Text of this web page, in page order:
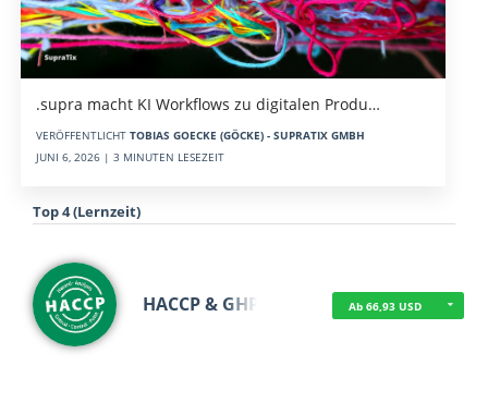
.supra macht KI Workflows zu digitalen Produ…
VERÖFFENTLICHT TOBIAS GOECKE (GÖCKE) - SUPRATIX GMBH
JUNI 6, 2026 | 3 MINUTEN LESEZEIT
Top 4 (Lernzeit)
HACCP & GHP Ab 66,93 USD